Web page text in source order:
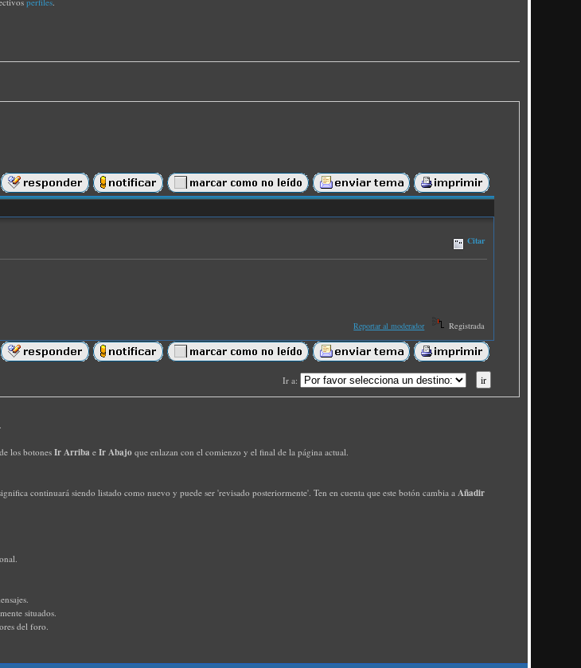
Citar
Reportar al moderador Registrada
Ir a:
los botonesIr Arriba eIr Abajo que enlazan con el comienzo y el final de la página actual.
continuará siendo listado como nuevo y puede ser 'revisado posteriormente'. Ten en cuenta que este botón cambia aAñadir
situados.
del foro.